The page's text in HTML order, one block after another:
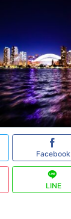
Facebook
LINE